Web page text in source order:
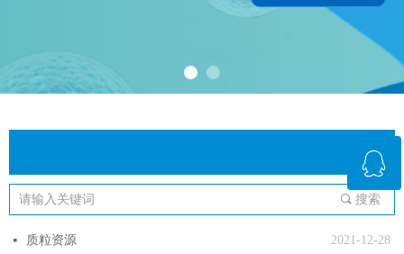
끠 搜索
2021-12-28
넷 质粒资源
SEE MORE
ꁗ
QQ客服